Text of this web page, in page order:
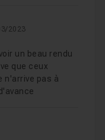
2023
un beau rendu
que ceux
n'arrive pas à